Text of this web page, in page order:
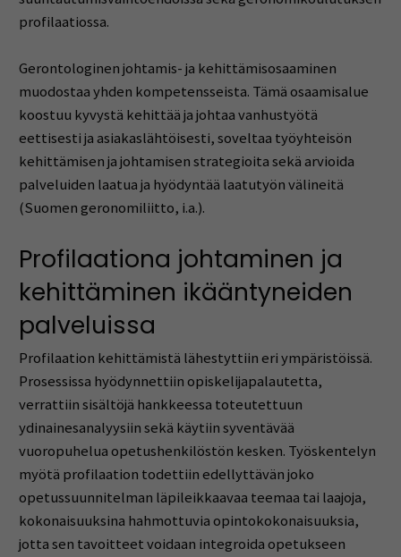
profilaatiossa.
Gerontologinen johtamis- ja kehittämisosaaminen
muodostaa yhden kompetensseista. Tämä osaamisalue
koostuu kyvystä kehittää ja johtaa vanhustyötä
eettisesti ja asiakaslähtöisesti, soveltaa työyhteisön
kehittämisen ja johtamisen strategioita sekä arvioida
palveluiden laatua ja hyödyntää laatutyön välineitä
(Suomen geronomiliitto, i.a.).
Profilaationa johtaminen ja
kehittäminen ikääntyneiden
palveluissa
Profilaation kehittämistä lähestyttiin eri ympäristöissä.
Prosessissa hyödynnettiin opiskelijapalautetta,
verrattiin sisältöjä hankkeessa toteutettuun
ydinainesanalyysiin sekä käytiin syventävää
vuoropuhelua opetushenkilöstön kesken. Työskentelyn
myötä profilaation todettiin edellyttävän joko
opetussuunnitelman läpileikkaavaa teemaa tai laajoja,
kokonaisuuksina hahmottuvia opintokokonaisuuksia,
jotta sen tavoitteet voidaan integroida opetukseen